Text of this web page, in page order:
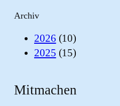
Archiv
2026 (10)
2025 (15)
Mitmachen